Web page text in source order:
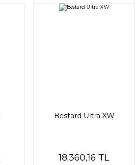
Bestard Ultra XW
18.360,16 TL